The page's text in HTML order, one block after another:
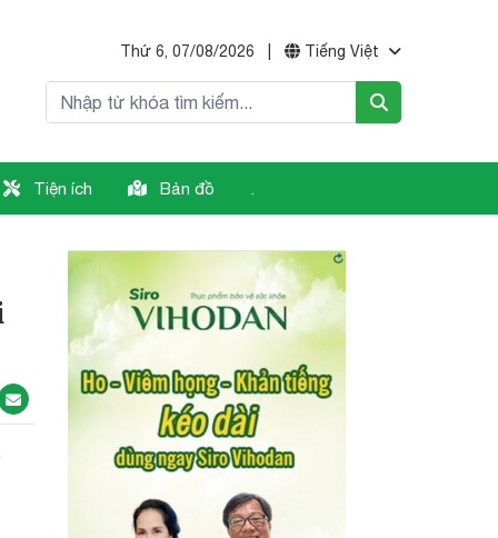
Thứ 6, 07/08/2026 Tiếng Việt
Tiện ích Bản đồ .